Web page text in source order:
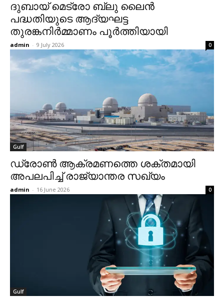
ദുബായ് മെട്രോ ബ്ലു ലൈന്‍
പദ്ധതിയുടെ ആദ്യഘട്ട
തുരങ്കനിര്‍മ്മാണം പൂര്‍ത്തിയായി
admin - 9 July 2026 0
Gulf
ഡ്രോണ്‍ ആക്രമണത്തെ ശക്തമായി
അപലപിച്ച് രാജ്യാന്തര സഖ്യം
admin - 16 June 2026 0
Gulf